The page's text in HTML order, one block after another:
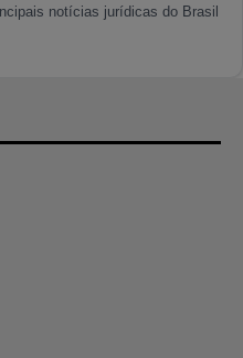
notícias jurídicas do Brasil